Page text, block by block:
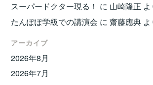
スーパードクター現る！ に 山崎隆正 よ
たんぽぽ学級での講演会 に齋藤應典 よ
アーカイブ
2026年8月
2026年7月